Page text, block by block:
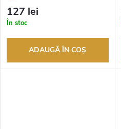
returnarea bunurilor. Vânzător
autorizat
127 lei
În stoc
ADAUGĂ ÎN COŞ